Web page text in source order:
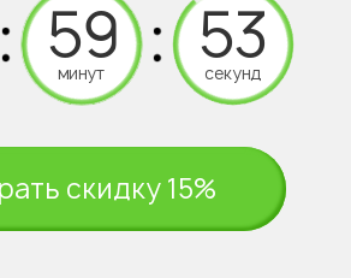
минут секунд
скидку 15%